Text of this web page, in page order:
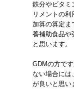
鉄分やビタミ
リメントの利
加算の算定ま
養補助食品や
と思います。
GDMの方で
ない場合には
が良いと思い